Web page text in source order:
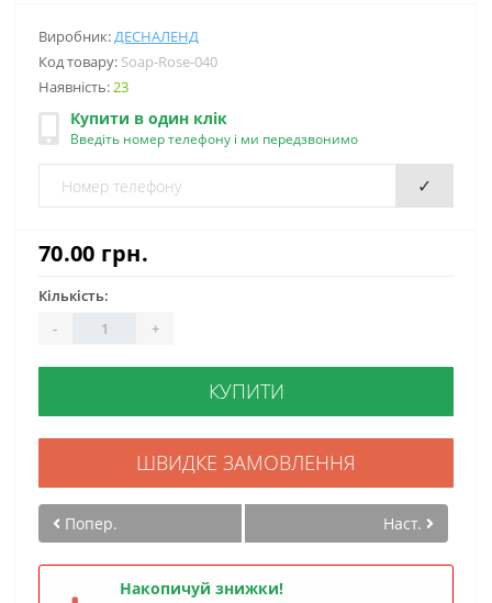
Виробник:ДЕСНАЛЕНД
Код товару: Soap-Rose-040
Наявність:23
Купити в один клік
Введіть номер телефону і ми передзвонимо
✓
70.00 грн.
Кількість:
-
+
КУПИТИ
ШВИДКЕ ЗАМОВЛЕННЯ
Попер. Наст.
Накопичуй знижки!